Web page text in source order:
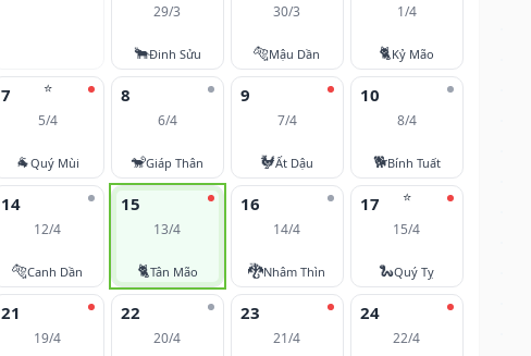
29/3
🐂Đinh Sửu
30/3
🐅Mậu Dần
1/4
🐈Kỷ Mão
⭐
7
5/4
🐐Quý Mùi
8
6/4
🐒Giáp Thân
9
7/4
🐓Ất Dậu
10
8/4
🐕Bính Tuất
14
12/4
🐅Canh Dần
15
13/4
🐈Tân Mão
16
14/4
🐉Nhâm Thìn
⭐
17
15/4
🐍Quý Tỵ
21
19/4
22
20/4
23
21/4
24
22/4